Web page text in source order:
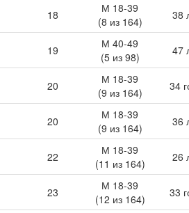
18
М 18-39
(8 из 164)
38
19
М 40-49
(5 из 98)
47
20
М 18-39
(9 из 164)
34
20
М 18-39
(9 из 164)
36
22
М 18-39
(11 из 164)
26
23
М 18-39
(12 из 164)
33